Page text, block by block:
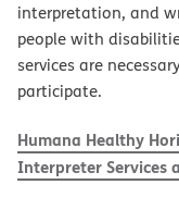
interpretation, and
people with
services are
participate.
Humana Healthy
Interpreter Services